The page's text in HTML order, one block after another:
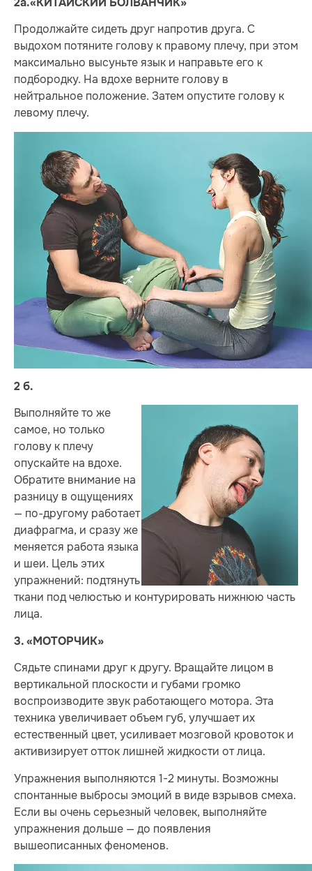
Продолжайте сидеть друг напротив друга. С
выдохом потяните голову к правому плечу, при этом
максимально высуньте язык и направьте его к
подбородку. На вдохе верните голову в
нейтральное положение. Затем опустите голову к
левому плечу.
2 б.
Выполняйте то же
самое, но только
голову к плечу
опускайте на вдохе.
Обратите внимание на
разницу в ощущениях
— по-другому работает
диафрагма, и сразу же
меняется работа языка
и шеи. Цель этих
упражнений: подтянуть
ткани под челюстью и контурировать нижнюю часть
лица.
3. «МОТОРЧИК»
Сядьте спинами друг к другу. Вращайте лицом в
вертикальной плоскости и губами громко
воспроизводите звук работающего мотора. Эта
техника увеличивает объем губ, улучшает их
естественный цвет, усиливает мозговой кровоток и
активизирует отток лишней жидкости от лица.
Упражнения выполняются 1-2 минуты. Возможны
спонтанные выбросы эмоций в виде взрывов смеха.
Если вы очень серьезный человек, выполняйте
упражнения дольше — до появления
вышеописанных феноменов.